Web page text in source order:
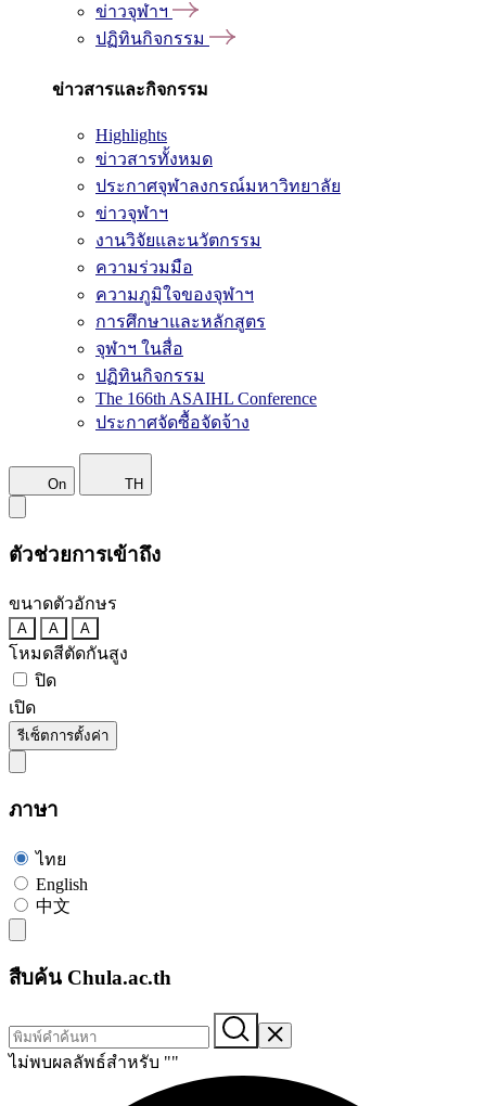
ข่าวจุฬาฯ
ปฏิทินกิจกรรม
ข่าวสารและกิจกรรม
Highlights
ข่าวสารทั้งหมด
ประกาศจุฬาลงกรณ์มหาวิทยาลัย
ข่าวจุฬาฯ
งานวิจัยและนวัตกรรม
ความร่วมมือ
ความภูมิใจของจุฬาฯ
การศึกษาและหลักสูตร
จุฬาฯ ในสื่อ
ปฏิทินกิจกรรม
The 166th ASAIHL Conference
ประกาศจัดซื้อจัดจ้าง
On TH
ตัวช่วยการเข้าถึง
ขนาดตัวอักษร
A A A
โหมดสีตัดกันสูง
ปิด
เปิด
รีเซ็ตการตั้งค่า
ภาษา
ไทย
English
中文
สืบค้น Chula.ac.th
ไม่พบผลลัพธ์สำหรับ ""